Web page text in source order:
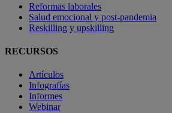
Reformas laborales
Salud emocional y post-pandemia
Reskilling y upskilling
RECURSOS
Artículos
Infografías
Informes
Webinar